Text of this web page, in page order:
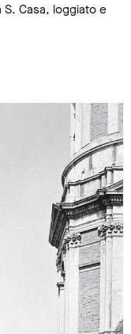
S. Casa, loggiato e